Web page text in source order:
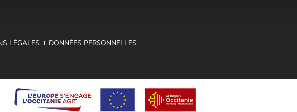
LÉGALES DONNÉES PERSONNELLES